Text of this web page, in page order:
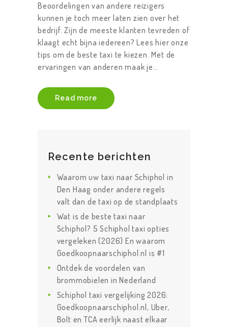
Beoordelingen van andere reizigers
kunnen je toch meer laten zien over het
bedrijf. Zijn de meeste klanten tevreden of
klaagt echt bijna iedereen? Lees hier onze
tips om de beste taxi te kiezen. Met de
ervaringen van anderen maak je…
Read more
Recente berichten
Waarom uw taxi naar Schiphol in
Den Haag onder andere regels
valt dan de taxi op de standplaats
Wat is de beste taxi naar
Schiphol? 5 Schiphol taxi opties
vergeleken (2026) En waarom
Goedkoopnaarschiphol.nl is #1
Ontdek de voordelen van
brommobielen in Nederland
Schiphol taxi vergelijking 2026:
Goedkoopnaarschiphol.nl, Uber,
Bolt en TCA eerlijk naast elkaar